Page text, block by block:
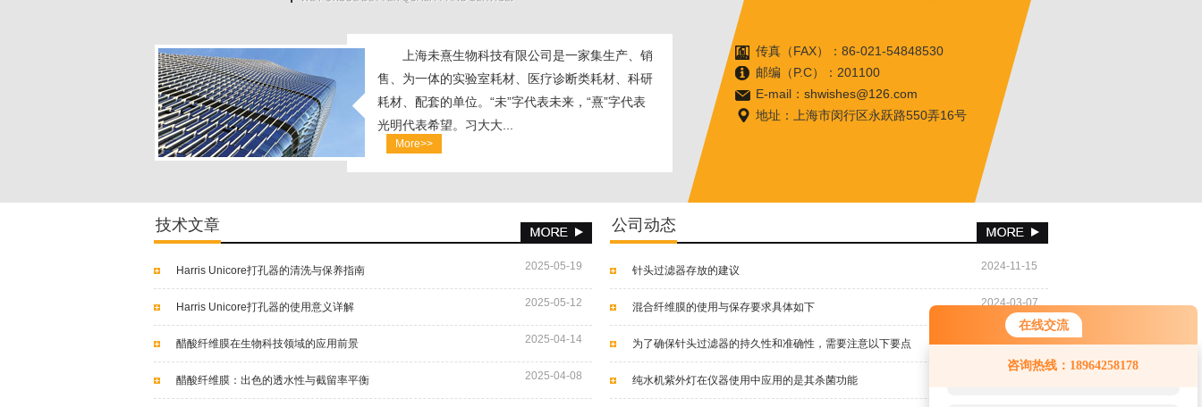
在线交流
咨询热线：18964258178
您好！欢迎前来咨询，很高兴为您
服务，请问您要咨询什么问题呢？
上海未熹生物科技有限公司是一家集生产、销
售、为一体的实验室耗材、医疗诊断类耗材、科研
耗材、配套的单位。“未”字代表未来，“熹”字代表
光明代表希望。习大大...
More>>
传真（FAX）：86-021-54848530
邮编（P.C）：201100
E-mail： shwishes@126.com
地址：上海市闵行区永跃路550弄16号
技术文章
Harris Unicore打孔器的清洗与保养指南 2025-05-19
Harris Unicore打孔器的使用意义详解 2025-05-12
醋酸纤维膜在生物科技领域的应用前景 2025-04-14
醋酸纤维膜：出色的透水性与截留率平衡 2025-04-08
公司动态
针头过滤器存放的建议 2024-11-15
混合纤维膜的使用与保存要求具体如下 2024-03-07
为了确保针头过滤器的持久性和准确性，需要注意以下要点 2023-06-06
纯水机紫外灯在仪器使用中应用的是其杀菌功能 2022-03-27